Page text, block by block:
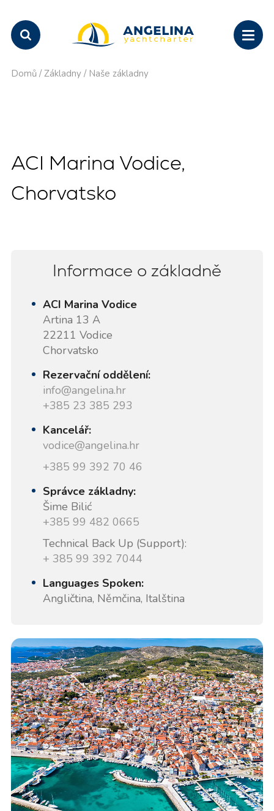
Domů / Základny / Naše základny
ACI Marina Vodice,
Chorvatsko
Informace o základně
ACI Marina Vodice
Artina 13 A
22211 Vodice
Chorvatsko
Rezervační oddělení:
info@angelina.hr
+385 23 385 293
Kancelář:
vodice@angelina.hr
+385 99 392 70 46
Správce základny:
Šime Bilić
+385 99 482 0665
Technical Back Up (Support):
+ 385 99 392 7044
Languages Spoken:
Angličtina, Němčina, Italština